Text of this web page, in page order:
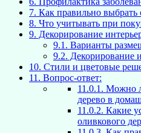
7. Как правильно выбрать
8. Что учитывать при
9. Декорирование
9.1. Варианты
9.2. Декорирование
10. Стили и цветовые
11. Вопрос-ответ:
11.0.1. Можно
дерево в
11.0.2. Какие
оливкового